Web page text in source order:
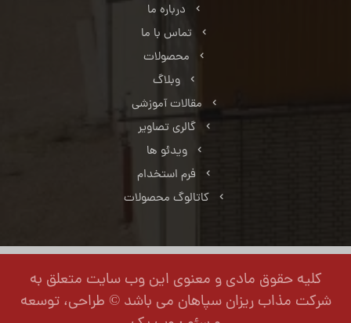
درباره ما
تماس با ما
محصولات
وبلاگ
مقالات آموزشی
گالری تصاویر
ویدئو ها
فرم استخدام
کاتالوگ محصولات
کلیه حقوق مادی و معنوی این وب سایت متعلق به
شرکت مذاب ریزان سپاهان می باشد © طراحی، توسعه